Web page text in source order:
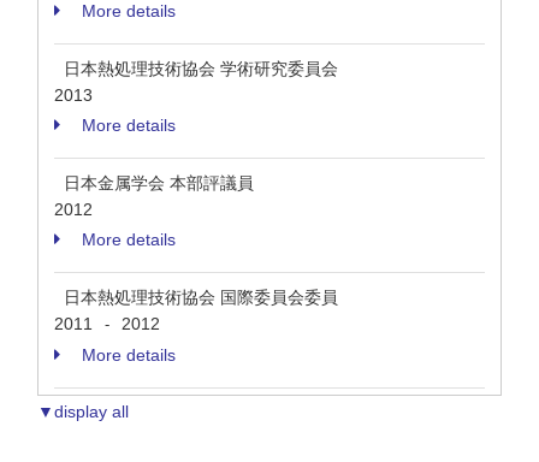
More details
日本熱処理技術協会 学術研究委員会
2013
More details
日本金属学会 本部評議員
2012
More details
日本熱処理技術協会 国際委員会委員
2011
-
2012
More details
▼display all